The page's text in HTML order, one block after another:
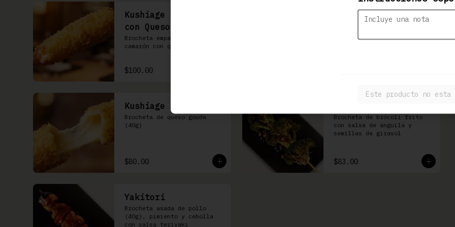
Kushiage de Camarón
con Queso
Brocheta empanizada de
camarón con queso gouda
$100.00
Kushiage de Plátano
Brocheta de plátano con
Kushiage de Queso
Brocheta de queso gouda
(40g)
$80.00
Brocheta de brócoli frito
con salsa de anguila y
semillas de girasol
$83.00
Yakitori
Brocheta asada de pollo
(40g), pimiento y cebolla
con salsa teriyaki
Este producto no